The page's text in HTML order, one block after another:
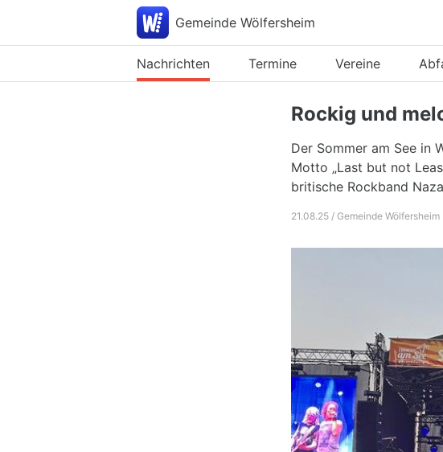
Gemeinde Wölfersheim
Nachrichten Termine Vereine
Rockig und
Der Sommer am See in
Motto „Last but not
britische Rockband
21.08.25 / Gemeinde Wölfersheim